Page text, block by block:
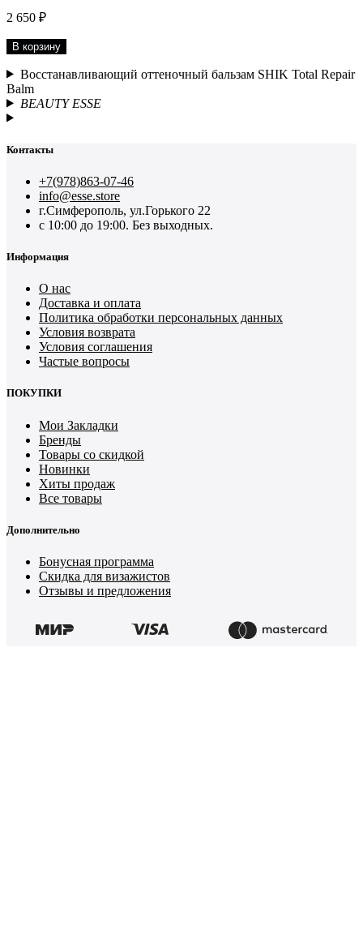
2 650 ₽
В корзину
Восстанавливающий оттеночный бальзам SHIK Total Repair
Balm
BEAUTY ESSE
Контакты
+7(978)863-07-46
info@esse.store
г.Симферополь, ул.Горького 22
с 10:00 до 19:00. Без выходных.
Информация
О нас
Доставка и оплата
Политика обработки персональных данных
Условия возврата
Условия соглашения
Частые вопросы
ПОКУПКИ
Мои Закладки
Бренды
Товары со скидкой
Новинки
Хиты продаж
Все товары
Дополнительно
Бонусная программа
Скидка для визажистов
Отзывы и предложения